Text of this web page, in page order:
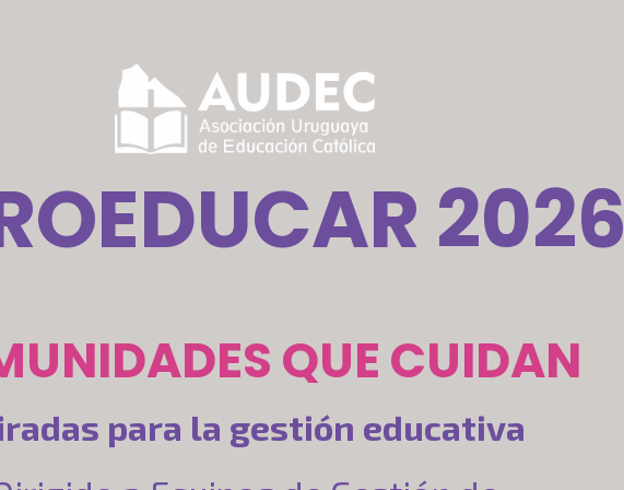
2026
QUE CUIDAN
para la gestión educativa